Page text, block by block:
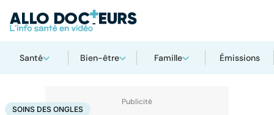
Santé Bien-être Famille Émissions
Accueil SantéSoins des ongles
SOINS DES ONGLES